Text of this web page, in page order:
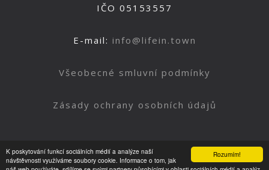
Rozumím!
K poskytování funkcí sociálních médií a analýze naší
návštěvnosti využíváme soubory cookie. Informace o tom, jak
IČO 05153557
E-mail: info@lifein.town
Všeobecné smluvní podmínky
Zásady ochrany osobních údajů
Nahoru